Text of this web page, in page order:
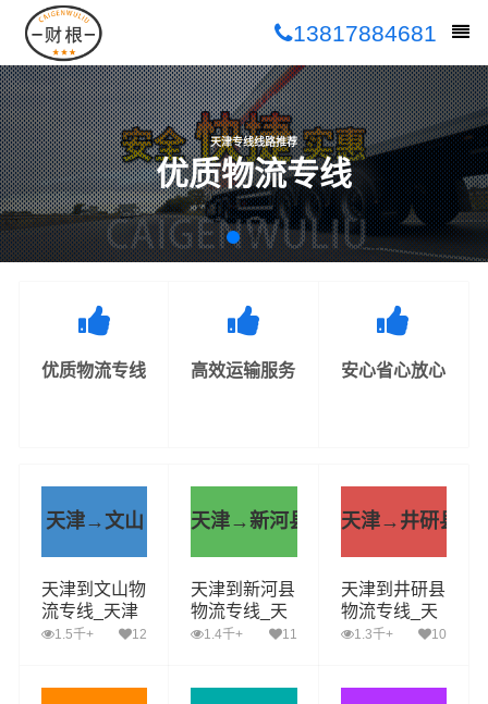
13817884681
天津专线线路推荐
优质物流专线
优质物流专线 高效运输服务 安心省心放心
天津→文山
天津到文山物
流专线_天津
到文山货运公
1.5千+ 12
天津→新河县
天津到新河县
物流专线_天
津到新河县货
1.4千+ 11
天津→井研县
天津到井研县
物流专线_天
津到井研县货
1.3千+ 10